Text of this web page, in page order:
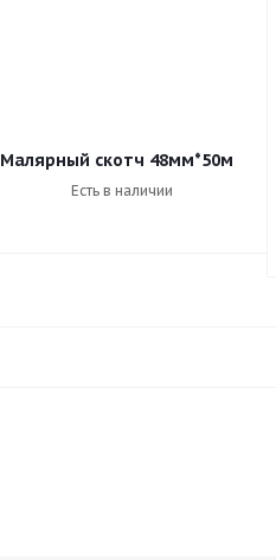
Малярный скотч 48мм*50м
Есть в наличии